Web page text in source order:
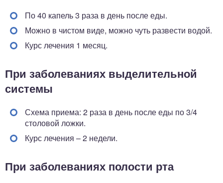
По 40 капель 3 раза в день после еды.
Можно в чистом виде, можно чуть развести водой.
Курс лечения 1 месяц.
При заболеваниях выделительной
системы
Схема приема: 2 раза в день после еды по 3/4
столовой ложки.
Курс лечения – 2 недели.
При заболеваниях полости рта